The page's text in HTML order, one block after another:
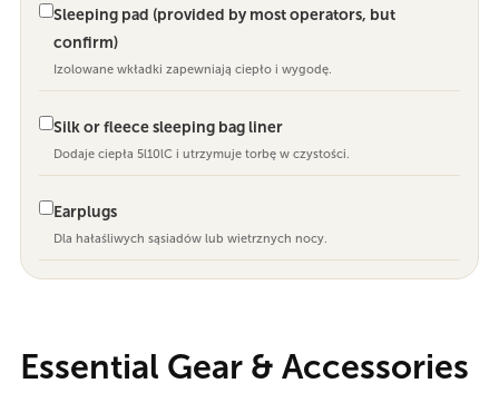
Sleeping pad (provided by most operators, but
confirm)
Izolowane wkładki zapewniają ciepło i wygodę.
Silk or fleece sleeping bag liner
Dodaje ciepła 5l10lC i utrzymuje torbę w czystości.
Earplugs
Dla hałaśliwych sąsiadów lub wietrznych nocy.
Essential Gear & Accessories